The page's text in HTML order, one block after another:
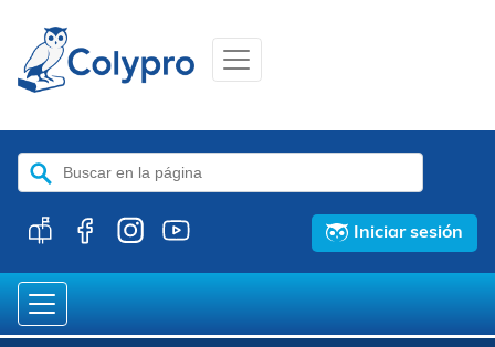
Buscar:
Iniciar sesión